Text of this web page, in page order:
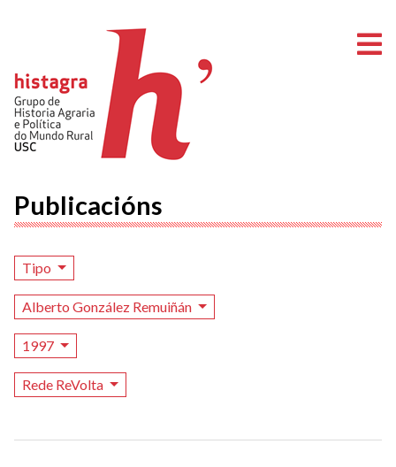
Publicacións
Tipo
Alberto González Remuiñán
1997
Rede ReVolta